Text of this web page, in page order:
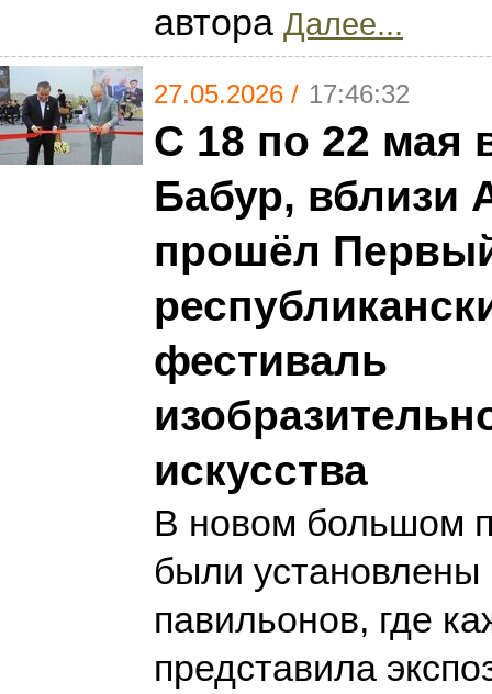
автора Далее...
27.05.2026 / 17:46:32
С 18 по 22 мая
Бабур, вблизи
прошёл
фестиваль
искусства
В новом большом
были установлены
павильонов, где
представила